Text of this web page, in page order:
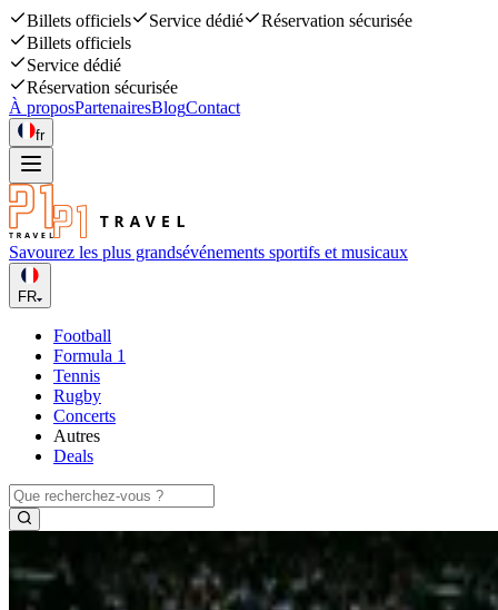
Billets officiels Service dédié
Réservation sécurisée
Billets officiels
Service dédié
Réservation sécurisée
À proposPartenairesBlogContact
fr
Savourez les plus grandsévénements sportifs et musicaux
FR
Football
Formula 1
Tennis
Rugby
Concerts
Autres
Deals